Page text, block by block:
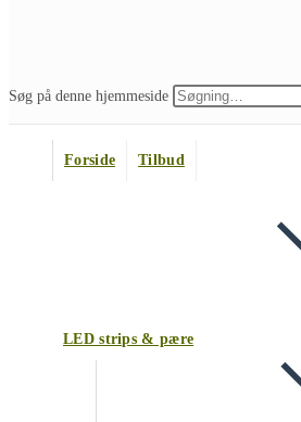
Søg på denne hjemmeside
Forside Tilbud
LED strips & pære